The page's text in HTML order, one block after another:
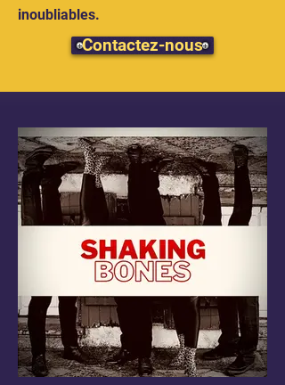
inoubliables.
Contactez-nous